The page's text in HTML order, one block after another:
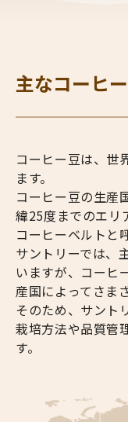
主なコーヒ
コーヒー豆は、世
ます。
コーヒー豆の生産
緯25度までのエリ
コーヒーベルトと
サントリーでは、
いますが、コーヒ
産国によってさま
そのため、サント
栽培方法や品質管
す。